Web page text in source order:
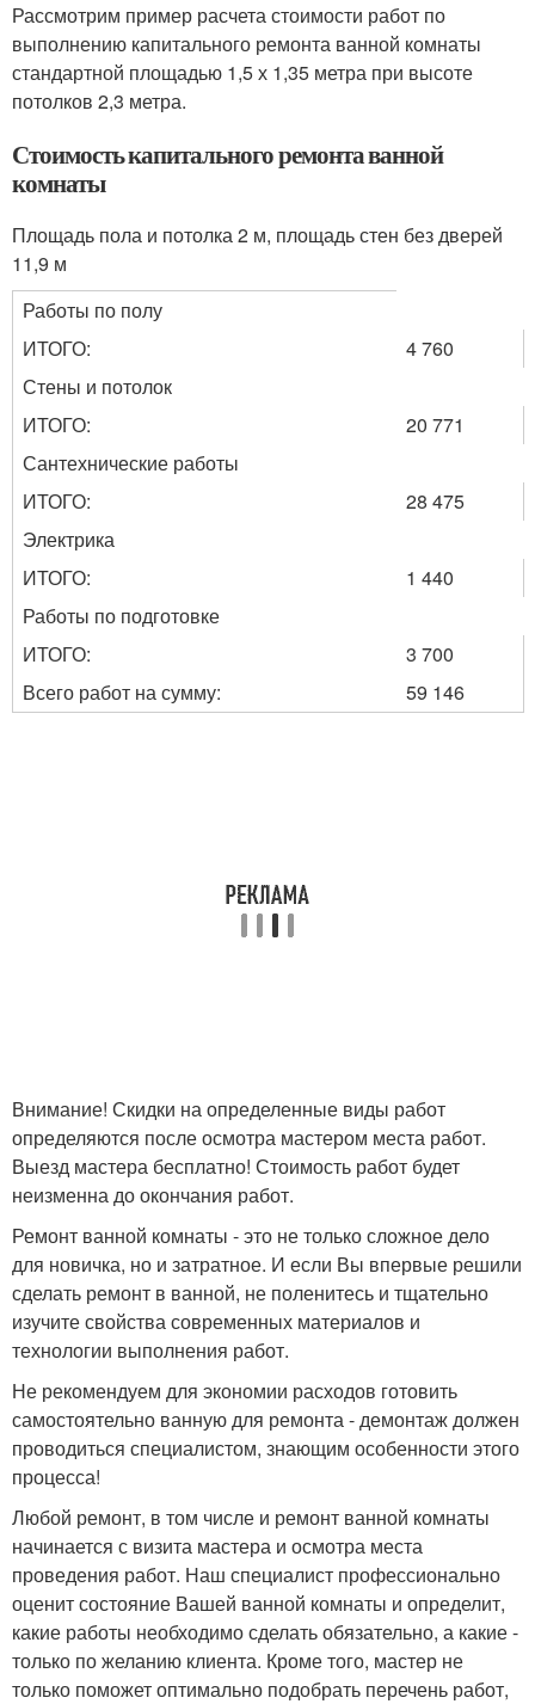
Рассмотрим пример расчета стоимости работ по
выполнению капитального ремонта ванной комнаты
стандартной площадью 1,5 х 1,35 метра при высоте
потолков 2,3 метра.
Стоимость капитального ремонта ванной
комнаты
Площадь пола и потолка 2 м, площадь стен без дверей
11,9 м
Работы по полу
ИТОГО:
4 760
Стены и потолок
ИТОГО:
20 771
Сантехнические работы
ИТОГО:
28 475
Электрика
ИТОГО:
1 440
Работы по подготовке
ИТОГО:
3 700
Всего работ на сумму:
59 146
Внимание! Скидки на определенные виды работ
определяются после осмотра мастером места работ.
Выезд мастера бесплатно! Стоимость работ будет
неизменна до окончания работ.
Ремонт ванной комнаты - это не только сложное дело
для новичка, но и затратное. И если Вы впервые решили
сделать ремонт в ванной, не поленитесь и тщательно
изучите свойства современных материалов и
технологии выполнения работ.
Не рекомендуем для экономии расходов готовить
самостоятельно ванную для ремонта - демонтаж должен
проводиться специалистом, знающим особенности этого
процесса!
Любой ремонт, в том числе и ремонт ванной комнаты
начинается с визита мастера и осмотра места
проведения работ. Наш специалист профессионально
оценит состояние Вашей ванной комнаты и определит,
какие работы необходимо сделать обязательно, а какие -
только по желанию клиента. Кроме того, мастер не
только поможет оптимально подобрать перечень работ,